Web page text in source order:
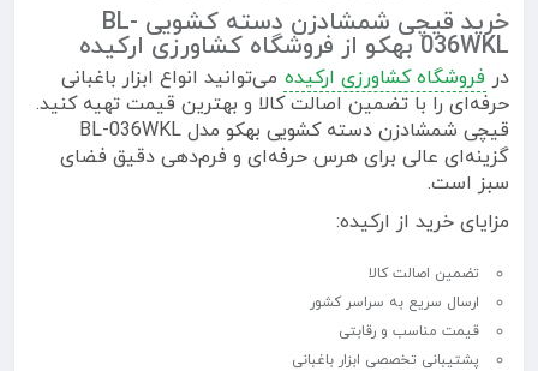
خرید قیچی شمشادزن دسته کشویی BL-
036WKL بهکو از فروشگاه کشاورزی ارکیده
در فروشگاه کشاورزی ارکیده می‌توانید انواع ابزار باغبانی
حرفه‌ای را با تضمین اصالت کالا و بهترین قیمت تهیه کنید.
قیچی شمشادزن دسته کشویی بهکو مدل BL-036WKL
گزینه‌ای عالی برای هرس حرفه‌ای و فرم‌دهی دقیق فضای
سبز است.
مزایای خرید از ارکیده:
تضمین اصالت کالا
ارسال سریع به سراسر کشور
قیمت مناسب و رقابتی
پشتیبانی تخصصی ابزار باغبانی